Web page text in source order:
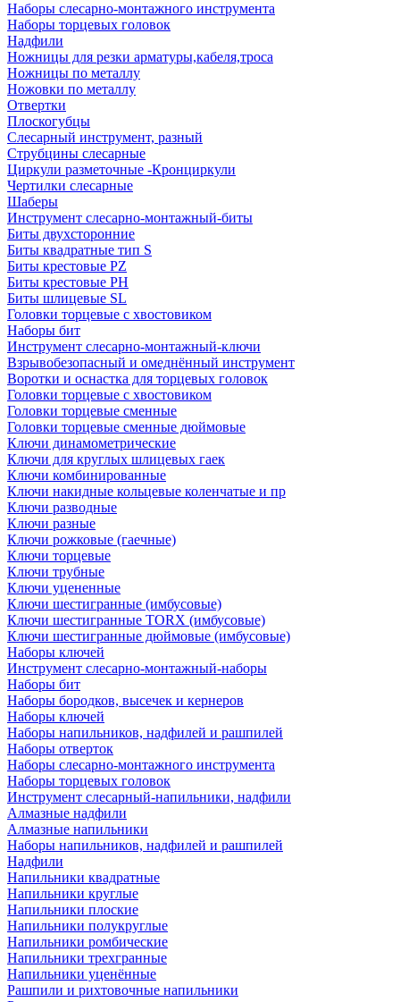
Наборы слесарно-монтажного инструмента
Наборы торцевых головок
Надфили
Ножницы для резки арматуры,кабеля,троса
Ножницы по металлу
Ножовки по металлу
Отвертки
Плоскогубцы
Слесарный инструмент, разный
Струбцины слесарные
Циркули разметочные -Кронциркули
Чертилки слесарные
Шаберы
Инструмент слесарно-монтажный-биты
Биты двухсторонние
Биты квадратные тип S
Биты крестовые РZ
Биты крестовые РН
Биты шлицевые SL
Головки торцевые с хвостовиком
Наборы бит
Инструмент слесарно-монтажный-ключи
Взрывобезопасный и омеднённый инструмент
Воротки и оснаcтка для торцевых головок
Головки торцевые с хвостовиком
Головки торцевые сменные
Головки торцевые сменные дюймовые
Ключи динамометрические
Ключи для круглых шлицевых гаек
Ключи комбинированные
Ключи накидные кольцевые коленчатые и пр
Ключи разводные
Ключи разные
Ключи рожковые (гаечные)
Ключи торцевые
Ключи трубные
Ключи уцененные
Ключи шестигранные (имбусовые)
Ключи шестигранные TORX (имбусовые)
Ключи шестигранные дюймовые (имбусовые)
Наборы ключей
Инструмент слесарно-монтажный-наборы
Наборы бит
Наборы бородков, высечек и кернеров
Наборы ключей
Наборы напильников, надфилей и рашпилей
Наборы отверток
Наборы слесарно-монтажного инструмента
Наборы торцевых головок
Инструмент слесарный-напильники, надфили
Алмазные надфили
Алмазные напильники
Наборы напильников, надфилей и рашпилей
Надфили
Напильники квадратные
Напильники круглые
Напильники плоские
Напильники полукруглые
Напильники ромбические
Напильники трехгранные
Напильники уценённые
Рашпили и рихтовочные напильники